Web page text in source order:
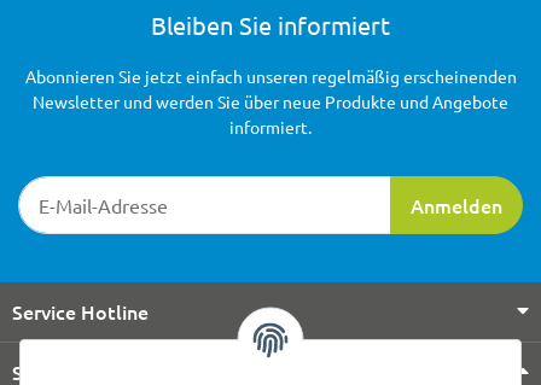
Bleiben Sie informiert
Newsletter-Registrierung
Anmelden
Abonnieren Sie jetzt einfach unseren regelmäßig erscheinenden
Newsletter und werden Sie über neue Produkte und Angebote
informiert.
Service Hotline
Shop Service